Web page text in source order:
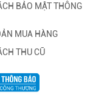
BẢO MẬT THÔNG
MUA HÀNG
THU CŨ